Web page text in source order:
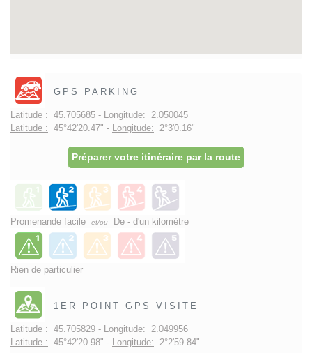
GPS PARKING
Latitude : 45.705685 - Longitude: 2.050045
Latitude : 45°42'20.47" - Longitude: 2°3'0.16"
Préparer votre itinéraire par la route
Promenande facile et/ou De - d'un kilomètre
Rien de particulier
1ER POINT GPS VISITE
Latitude : 45.705829 - Longitude: 2.049956
Latitude : 45°42'20.98" - Longitude: 2°2'59.84"